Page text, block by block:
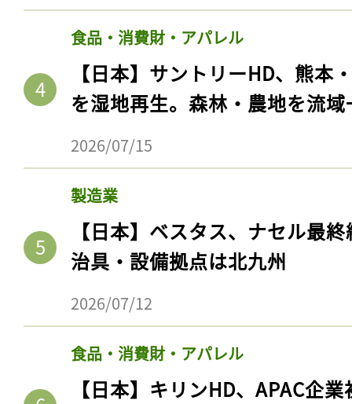
食品・消費財・アパレル
【日本】サントリーHD、熊本
を湿地再生。森林・農地を流
2026/07/15
製造業
【日本】ベスタス、ナセル最
治具・設備拠点は北九州
2026/07/12
食品・消費財・アパレル
【日本】キリンHD、APAC企